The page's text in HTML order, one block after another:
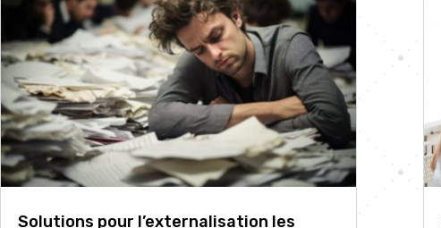
Solutions pour l’externalisation les